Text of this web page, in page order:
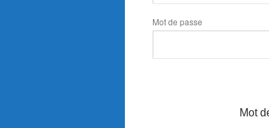
Mot de passe
Mot